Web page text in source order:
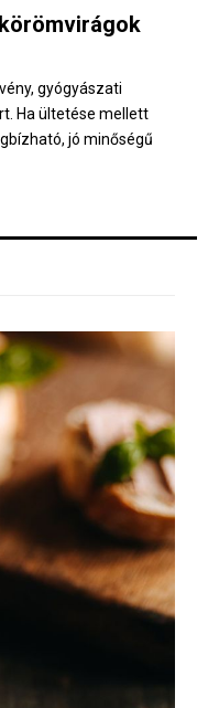
gyógyászati
Ha ültetése mellett
jó minőségű